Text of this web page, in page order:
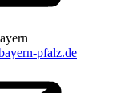
pfalz.de